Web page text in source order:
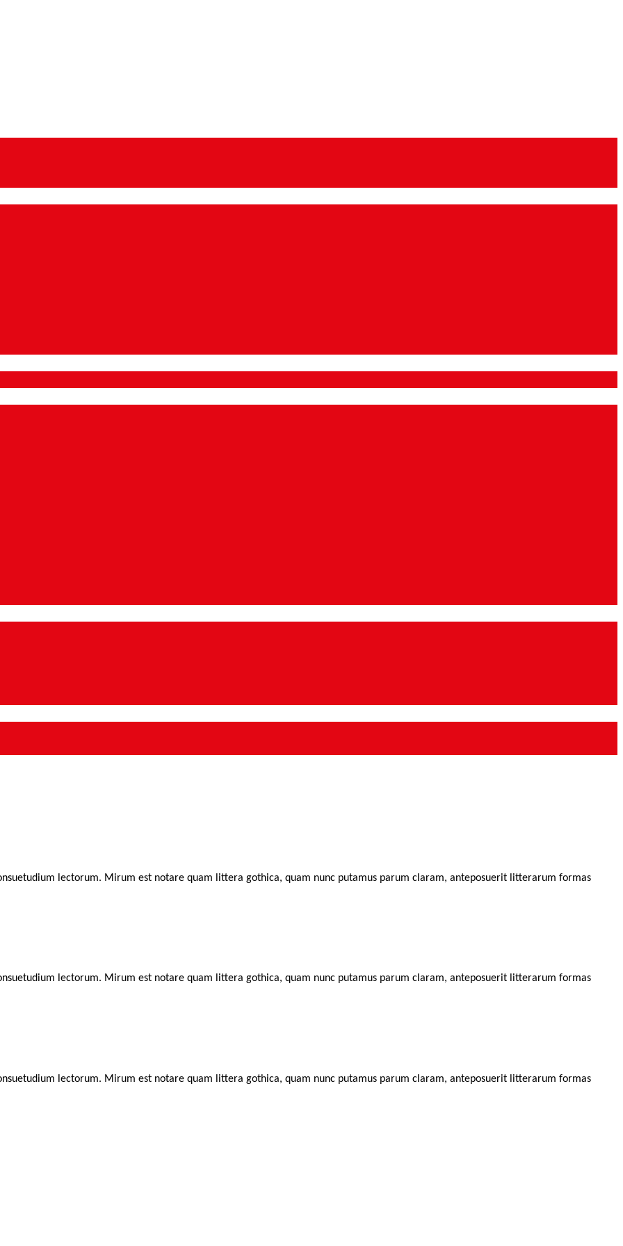
lectorum. Mirum est notare quam littera gothica, quam nunc putamus parum claram, anteposuerit litterarum formas
lectorum. Mirum est notare quam littera gothica, quam nunc putamus parum claram, anteposuerit litterarum formas
lectorum. Mirum est notare quam littera gothica, quam nunc putamus parum claram, anteposuerit litterarum formas